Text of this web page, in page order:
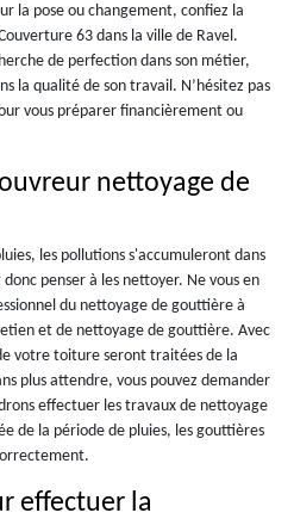
la pose ou changement, confiez la
63 dans la ville de Ravel.
de perfection dans son métier,
la qualité de son travail. N’hésitez pas
vous préparer financièrement ou
nettoyage de
les pollutions s'accumuleront dans
penser à les nettoyer. Ne vous en
du nettoyage de gouttière à
et de nettoyage de gouttière. Avec
votre toiture seront traitées de la
plus attendre, vous pouvez demander
effectuer les travaux de nettoyage
de la période de pluies, les gouttières
effectuer la